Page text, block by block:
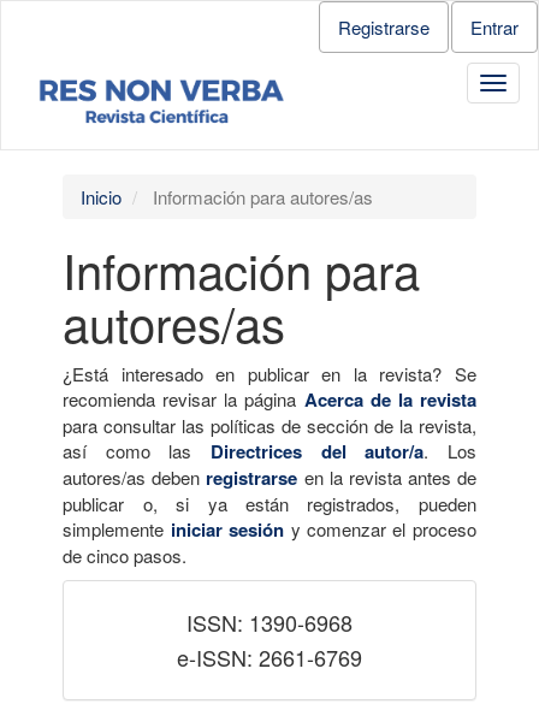
contenido
Navegación
principal
Barra
lateral
Registrarse Entrar
Inicio Información para autores/as
Información para
autores/as
¿Está interesado en publicar en la revista? Se
recomienda revisar la página Acerca de la revista
para consultar las políticas de sección de la revista,
así como las Directrices del autor/a. Los
autores/as deben registrarse en la revista antes de
publicar o, si ya están registrados, pueden
simplemente iniciar sesión y comenzar el proceso
de cinco pasos.
ISSN: 1390-6968
e-ISSN: 2661-6769